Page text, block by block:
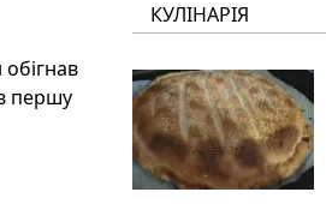
першу
КУЛІНАРІЯ